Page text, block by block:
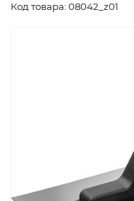
Код товара: 08042_z01